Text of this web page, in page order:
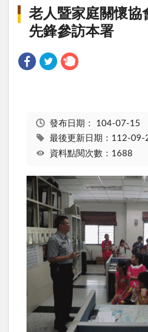
老人暨家庭關懷
先鋒參訪本署
發布日期： 104-07-15
最後更新日期：112-09-
資料點閱次數：1688